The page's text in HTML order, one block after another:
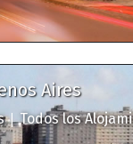
Aires
|Todos los